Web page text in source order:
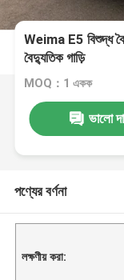
Weima E5 বিশুদ্ধ
বৈদ্যুতিক গাড়ি
MOQ：1 একক
ভালো
পণ্যের বর্ণনা
লক্ষণীয় করা: